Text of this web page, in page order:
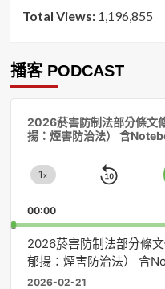
Total Views: 1,196,855
播客 PODCAST
2026菸害防制法部分條文
揚：煙害防治法） 含
Change
Rate
1x
Skip
00:00
2026菸害防制法部分條
郁揚：煙害防治法） 含
2026-02-21